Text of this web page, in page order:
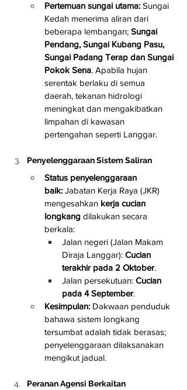
Pertemuan sungai utama: Sungai
Kedah menerima aliran dari
beberapa lembangan; Sungai
Pendang, Sungai Kubang Pasu,
Sungai Padang Terap dan Sungai
Pokok Sena. Apabila hujan
serentak berlaku di semua
daerah, tekanan hidrologi
meningkat dan mengakibatkan
limpahan di kawasan
pertengahan seperti Langgar.
Penyelenggaraan Sistem Saliran
Status penyelenggaraan
baik: Jabatan Kerja Raya (JKR)
mengesahkan kerja cucian
longkang dilakukan secara
berkala:
Jalan negeri (Jalan Makam
Diraja Langgar): Cucian
terakhir pada 2 Oktober.
Jalan persekutuan: Cucian
pada 4 September.
Kesimpulan: Dakwaan penduduk
bahawa sistem longkang
tersumbat adalah tidak berasas;
penyelenggaraan dilaksanakan
mengikut jadual.
Peranan Agensi Berkaitan